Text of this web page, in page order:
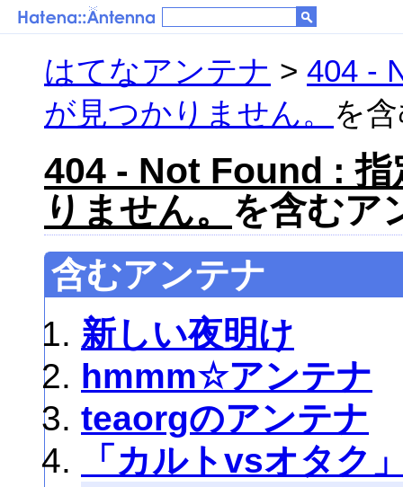
はてなアンテナ > 404 -
が見つかりません。
を
404 - Not Found :
りません。 を含むア
含むアンテナ
新しい夜明け
hmmm☆アンテナ
teaorgのアンテナ
「カルトvsオタク